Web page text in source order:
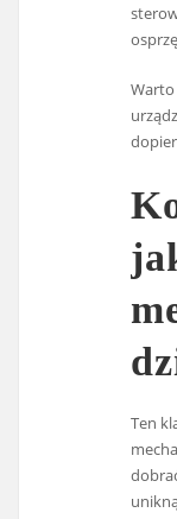
Warto
Ten